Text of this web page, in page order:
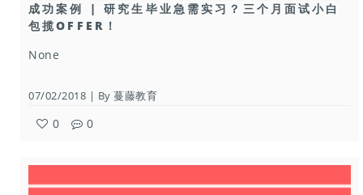
成功案例 | 研究生毕业急需实习？三个月面试小白
包揽OFFER！
None
07/02/2018 | By 蔓藤教育
0 0